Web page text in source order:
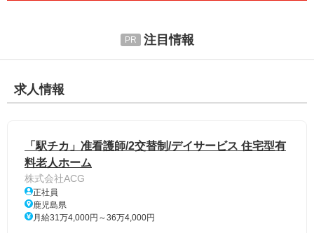
注目情報
求人情報
「駅チカ」准看護師/2交替制/デイサービス 住宅型有
料老人ホーム
株式会社ACG
正社員
鹿児島県
月給31万4,000円～36万4,000円